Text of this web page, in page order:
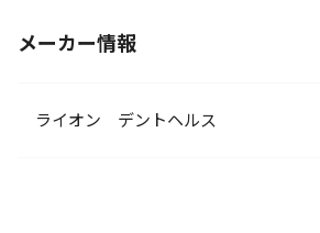
メーカー情報
ライオン デントヘルス